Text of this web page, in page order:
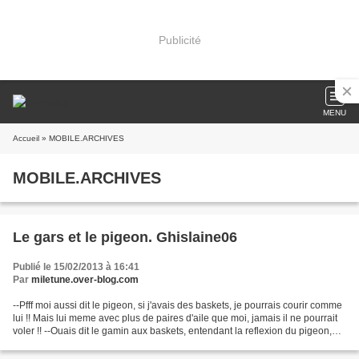
Publicité
MENU
Accueil » MOBILE.ARCHIVES
MOBILE.ARCHIVES
Le gars et le pigeon. Ghislaine06
Publié le 15/02/2013 à 16:41
Par miletune.over-blog.com
--Pfff moi aussi dit le pigeon, si j'avais des baskets, je pourrais courir comme
lui !! Mais lui meme avec plus de paires d'aile que moi, jamais il ne pourrait
voler !! --Ouais dit le gamin aux baskets, entendant la reflexion du pigeon,